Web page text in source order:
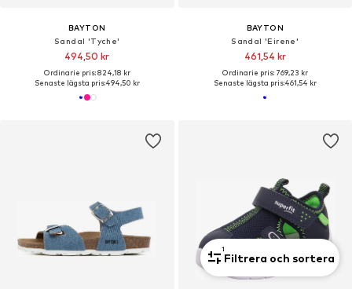
BAYTON
Sandal 'Tyche'
494,50 kr
Ordinarie pris: 824,18 kr
Senaste lägsta pris:494,50 kr
BAYTON
Sandal 'Eirene'
461,54 kr
Ordinarie pris: 769,23 kr
Senaste lägsta pris:461,54 kr
1
Filtrera och sortera